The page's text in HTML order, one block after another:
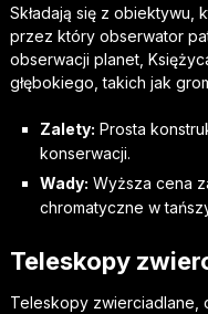
Składają się z obiektywu,
przez który obserwator
obserwacji planet,
głębokiego, takich jak
Zalety: Prosta
konserwacji.
Wady: Wyższa cena
chromatyczne w
Teleskopy
Teleskopy zwierciadlane,